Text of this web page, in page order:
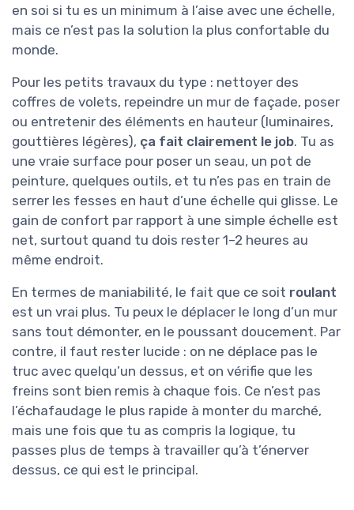
en soi si tu es un minimum à l’aise avec une échelle,
mais ce n’est pas la solution la plus confortable du
monde.
Pour les petits travaux du type : nettoyer des
coffres de volets, repeindre un mur de façade, poser
ou entretenir des éléments en hauteur (luminaires,
gouttières légères), ça fait clairement le job. Tu as
une vraie surface pour poser un seau, un pot de
peinture, quelques outils, et tu n’es pas en train de
serrer les fesses en haut d’une échelle qui glisse. Le
gain de confort par rapport à une simple échelle est
net, surtout quand tu dois rester 1–2 heures au
même endroit.
En termes de maniabilité, le fait que ce soit roulant
est un vrai plus. Tu peux le déplacer le long d’un mur
sans tout démonter, en le poussant doucement. Par
contre, il faut rester lucide : on ne déplace pas le
truc avec quelqu’un dessus, et on vérifie que les
freins sont bien remis à chaque fois. Ce n’est pas
l’échafaudage le plus rapide à monter du marché,
mais une fois que tu as compris la logique, tu
passes plus de temps à travailler qu’à t’énerver
dessus, ce qui est le principal.